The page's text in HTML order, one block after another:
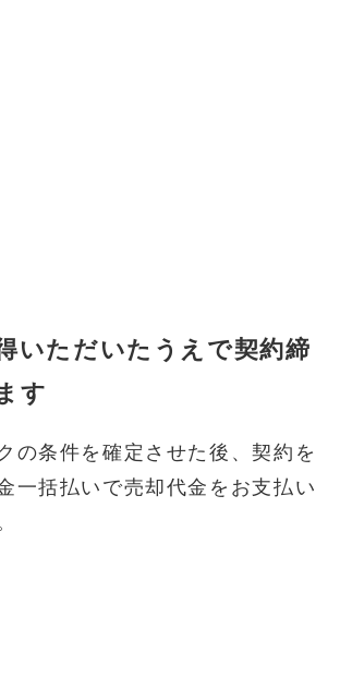
いただいたうえで契約締
す
の条件を確定させた後、契約を
一括払いで売却代金をお支払い